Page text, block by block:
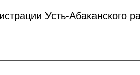
Усть-Абаканского